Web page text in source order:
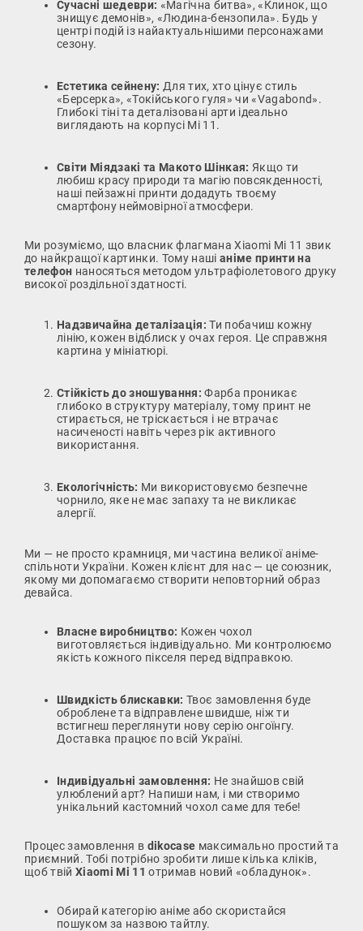
Сучасні шедеври: «Магічна битва», «Клинок, що
знищує демонів», «Людина-бензопила». Будь у
центрі подій із найактуальнішими персонажами
сезону.
Естетика сейнену: Для тих, хто цінує стиль
«Берсерка», «Токійського гуля» чи «Vagabond».
Глибокі тіні та деталізовані арти ідеально
виглядають на корпусі Mi 11.
Світи Міядзакі та Макото Шінкая: Якщо ти
любиш красу природи та магію повсякденності,
наші пейзажні принти додадуть твоєму
смартфону неймовірної атмосфери.
Ми розуміємо, що власник флагмана Xiaomi Mi 11 звик
до найкращої картинки. Тому наші аніме принти на
телефон наносяться методом ультрафіолетового друку
високої роздільної здатності.
Надзвичайна деталізація: Ти побачиш кожну
лінію, кожен відблиск у очах героя. Це справжня
картина у мініатюрі.
Стійкість до зношування: Фарба проникає
глибоко в структуру матеріалу, тому принт не
стирається, не тріскається і не втрачає
насиченості навіть через рік активного
використання.
Екологічність: Ми використовуємо безпечне
чорнило, яке не має запаху та не викликає
алергії.
Ми — не просто крамниця, ми частина великої аніме-
спільноти України. Кожен клієнт для нас — це союзник,
якому ми допомагаємо створити неповторний образ
девайса.
Власне виробництво: Кожен чохол
виготовляється індивідуально. Ми контролюємо
якість кожного пікселя перед відправкою.
Швидкість блискавки: Твоє замовлення буде
оброблене та відправлене швидше, ніж ти
встигнеш переглянути нову серію онгоїнгу.
Доставка працює по всій Україні.
Індивідуальні замовлення: Не знайшов свій
улюблений арт? Напиши нам, і ми створимо
унікальний кастомний чохол саме для тебе!
Процес замовлення в dikocase максимально простий та
приємний. Тобі потрібно зробити лише кілька кліків,
щоб твій Xiaomi Mi 11 отримав новий «обладунок».
Обирай категорію аніме або скористайся
пошуком за назвою тайтлу.